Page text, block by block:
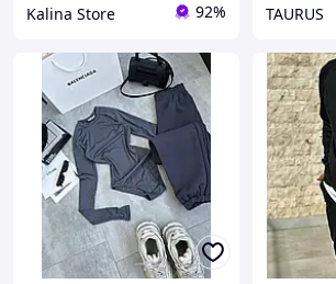
Kalina Store 92% TAURUS